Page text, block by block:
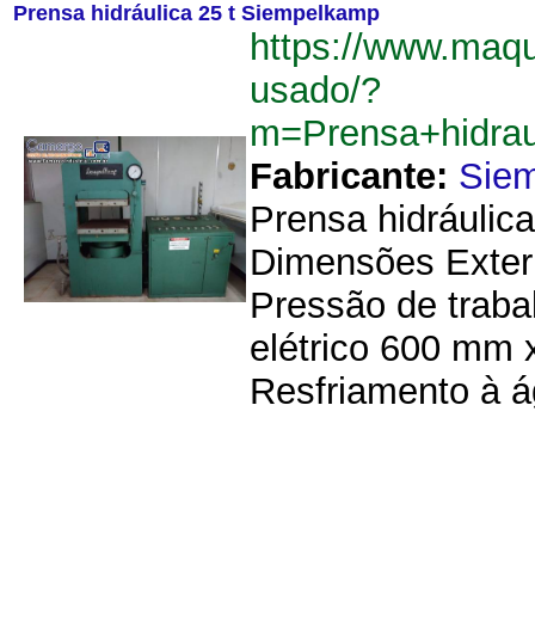
Prensa hidráulica 25 t Siempelkamp
https://
usado/?
Fabricante:
Prensa
Dimensões
Pressão de
elétrico 600 mm
Resfriamento à